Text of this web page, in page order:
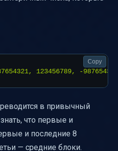
Copy
в привычный
что первые и
и последние 8
— средние блоки.